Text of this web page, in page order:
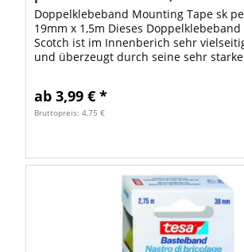
Doppelklebeband Mounting Tape sk
19mm x 1,5m Dieses
Scotch ist im Innenberich sehr
und überzeugt durch seine sehr
ab 3,99 € *
Bruttopreis: 4,75 €